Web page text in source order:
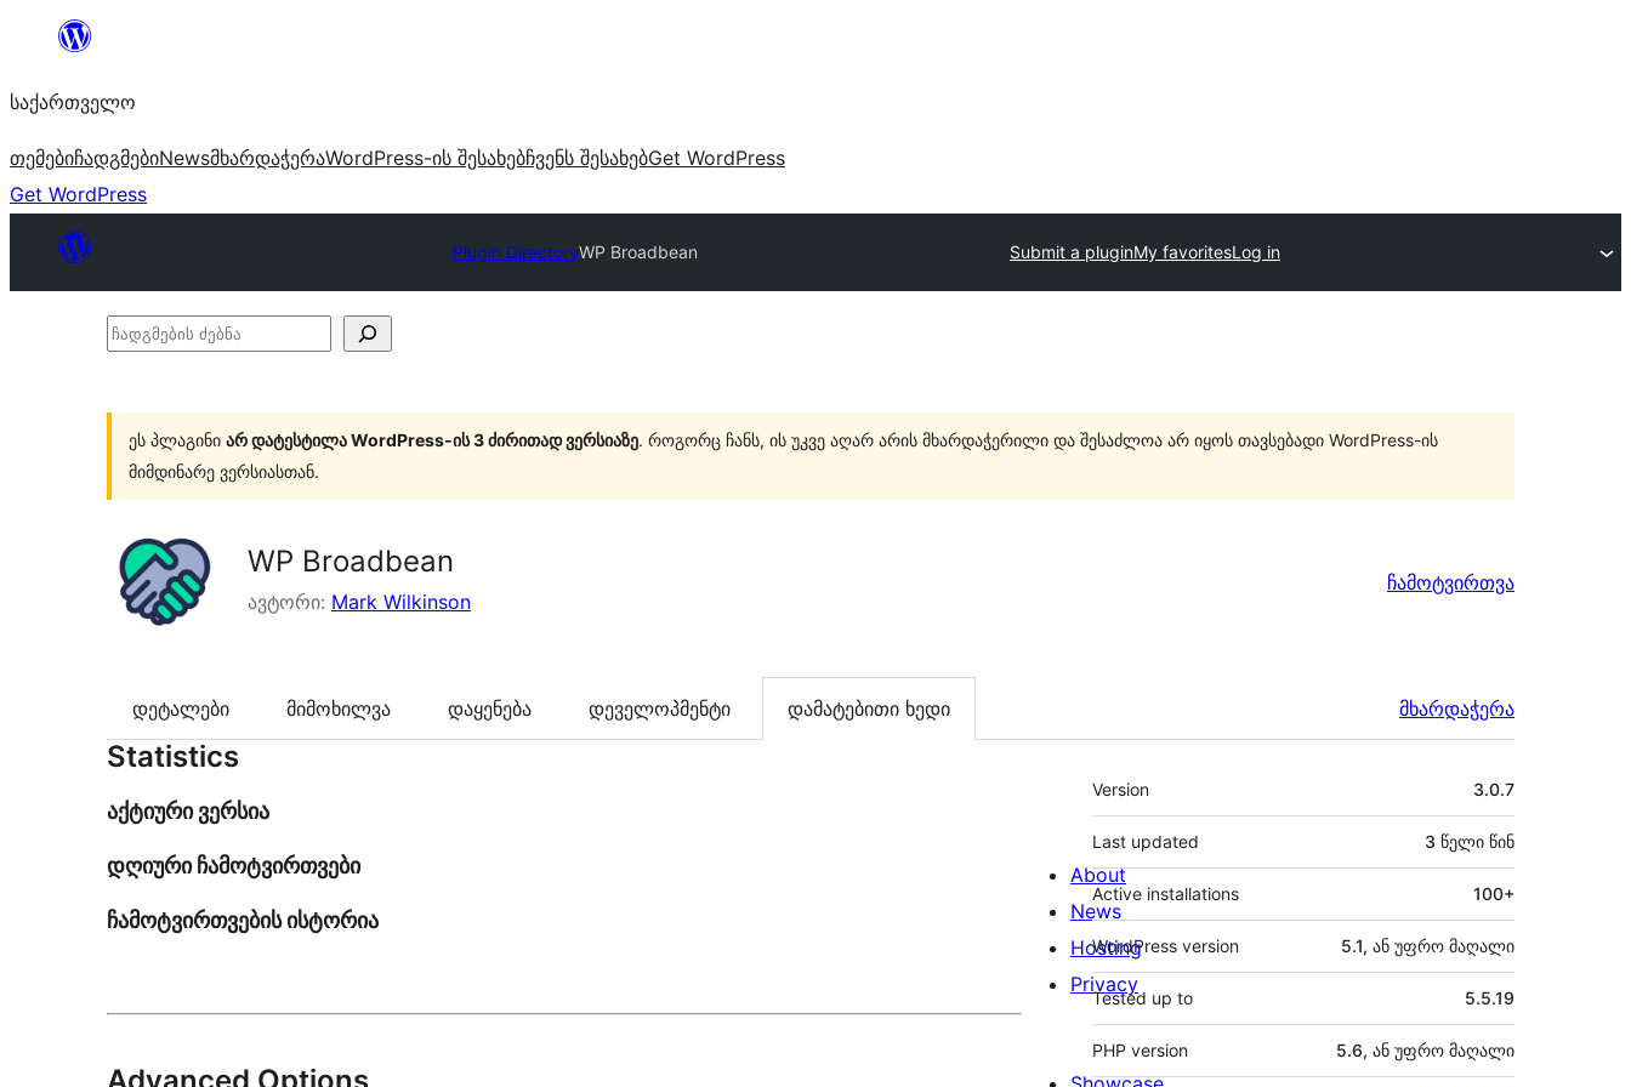
შიგთავსზე
საქართველო
თემებიჩადგმებიNewsმხარდაჭერაWordPress-ის შესახებჩვენს შესახებGet WordPress
Get WordPress
Plugin DirectoryWP Broadbean Submit a pluginMy favoritesLog in
ჩადგმების
ეს პლაგინი არ დატესტილა WordPress-ის 3 ძირითად ვერსიაზე. როგორც ჩანს, ის უკვე აღარ არის მხარდაჭერილი და შესაძლოა არ იყოს თავსებადი WordPress-ის
მიმდინარე ვერსიასთან.
WP Broadbean
ავტორი: Mark Wilkinson
ჩამოტვირთვა
დეტალები მიმოხილვა დაყენება დეველოპმენტი დამატებითი ხედი მხარდაჭერა
Statistics
აქტიური ვერსია
დღიური ჩამოტვირთვები
ჩამოტვირთვების ისტორია
მეტა
Version 3.0.7
Last updated 3 წელი წინ
Active installations 100+
WordPress version 5.1, ან უფრო მაღალი
Tested up to 5.5.19
PHP version 5.6, ან უფრო მაღალი
About
News
Hosting
Privacy